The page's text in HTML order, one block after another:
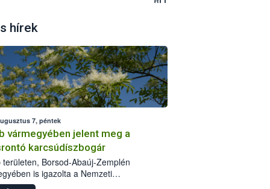
hírek
7, péntek
vármegyében jelent meg a
karcsúdíszbogár
területen, Borsod-Abaúj-Zemplén
is igazolta a Nemzeti
biztonsági Hivatal (Nébih) a